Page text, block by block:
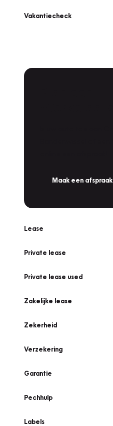
Vakantiecheck
Maak een afspraak
Lease
Private lease
Private lease used
Zakelijke lease
Zekerheid
Verzekering
Garantie
Pechhulp
Labels